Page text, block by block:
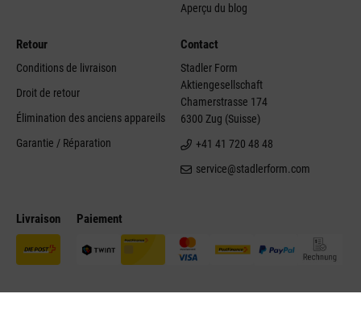
Livraison Paiement
Aperçu du blog
Retour
Conditions de livraison
Droit de retour
Élimination des anciens appareils
Garantie / Réparation
Contact
Stadler Form
Aktiengesellschaft
Chamerstrasse 174
6300 Zug (Suisse)
+41 41 720 48 48
service@stadlerform.com